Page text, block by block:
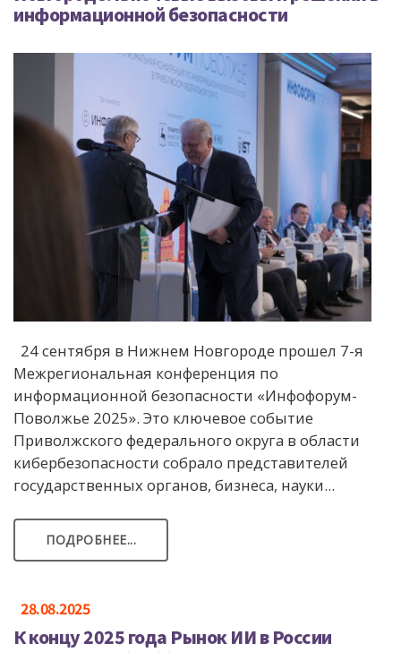
информационной безопасности
24 сентября в Нижнем Новгороде прошел 7-я
Межрегиональная конференция по
информационной безопасности «Инфофорум-
Поволжье 2025». Это ключевое событие
Приволжского федерального округа в области
кибербезопасности собрало представителей
государственных органов, бизнеса, науки...
ПОДРОБНЕЕ...
28.08.2025
К концу 2025 года Рынок ИИ в России